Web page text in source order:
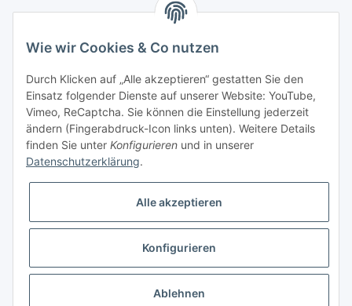
Newsletter Abonnieren
Bitte senden Sie mir entsprechend Ihrer
Datenschutzerklärungregelmäßig und jederzeit widerruflich
Informationen zu Ihrem Produktsortiment per E-Mail zu.
Abonnieren
Gesetzliche Informationen
* Alle Preise inkl. gesetzlicher USt., zzgl.Versand
Wie wir Cookies & Co nutzen
Durch Klicken auf „Alle akzeptieren“ gestatten Sie den
Einsatz folgender Dienste auf unserer Website: YouTube,
Vimeo, ReCaptcha. Sie können die Einstellung jederzeit
ändern (Fingerabdruck-Icon links unten). Weitere Details
finden Sie unter Konfigurieren und in unserer
Datenschutzerklärung.
Alle akzeptieren
Konfigurieren
Ablehnen